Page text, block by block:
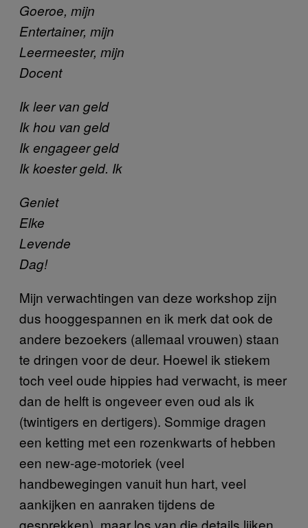
Goeroe, mijn
Entertainer, mijn
Leermeester, mijn
Docent
Ik leer van geld
Ik hou van geld
Ik engageer geld
Ik koester geld. Ik
Geniet
Elke
Levende
Dag!
Mijn verwachtingen van deze workshop zijn
dus hooggespannen en ik merk dat ook de
andere bezoekers (allemaal vrouwen) staan
te dringen voor de deur. Hoewel ik stiekem
toch veel oude hippies had verwacht, is meer
dan de helft is ongeveer even oud als ik
(twintigers en dertigers). Sommige dragen
een ketting met een rozenkwarts of hebben
een new-age-motoriek (veel
handbewegingen vanuit hun hart, veel
aankijken en aanraken tijdens de
gesprekken), maar los van die details lijken